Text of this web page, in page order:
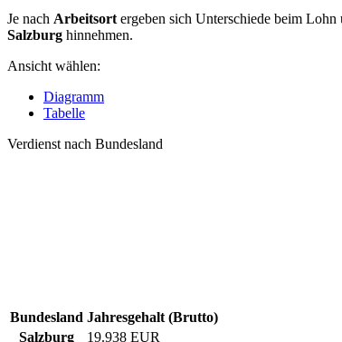
Je nach Arbeitsort ergeben sich Unterschiede beim
Salzburg hinnehmen.
Ansicht wählen:
Diagramm
Tabelle
Verdienst nach Bundesland
Bundesland Jahresgehalt (Brutto)
Salzburg
19.938 EUR